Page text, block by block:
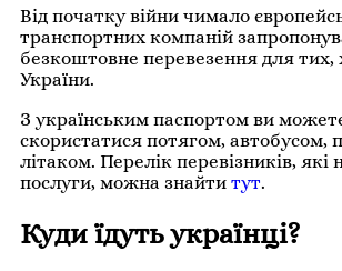
Від початку війни чимало
транспортних компаній
безкоштовне перевезення для тих,
України.
З українським паспортом ви
скористатися потягом, автобусом,
літаком. Перелік перевізників, які
послуги, можна знайти тут.
Куди їдуть українці?